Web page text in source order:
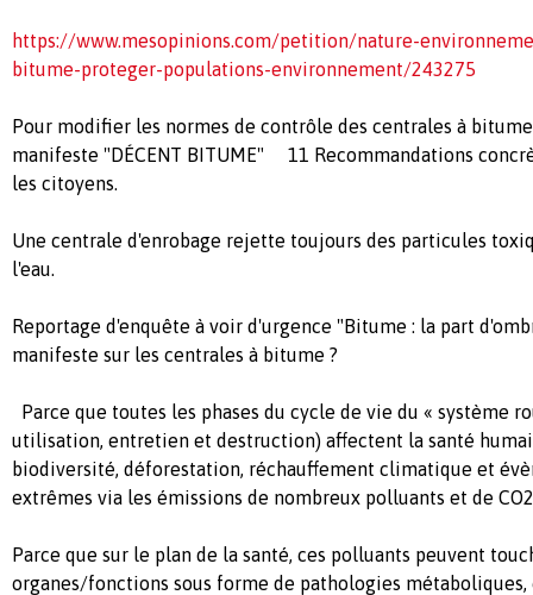
https://www.mesopinions.com/petition/nature-
bitume-proteger-populations-environnement/243275
Pour modifier les normes de contrôle des centrales à
manifeste "DÉCENT BITUME" 11 Recommandations
les citoyens.
Une centrale d'enrobage rejette toujours des particules
l'eau.
Reportage d'enquête à voir d'urgence "Bitume : la part
manifeste sur les centrales à bitume ?
Parce que toutes les phases du cycle de vie du « système
utilisation, entretien et destruction) affectent la santé
biodiversité, déforestation, réchauffement climatique et
extrêmes via les émissions de nombreux polluants et de
Parce que sur le plan de la santé, ces polluants peuvent
organes/fonctions sous forme de pathologies métaboliques,